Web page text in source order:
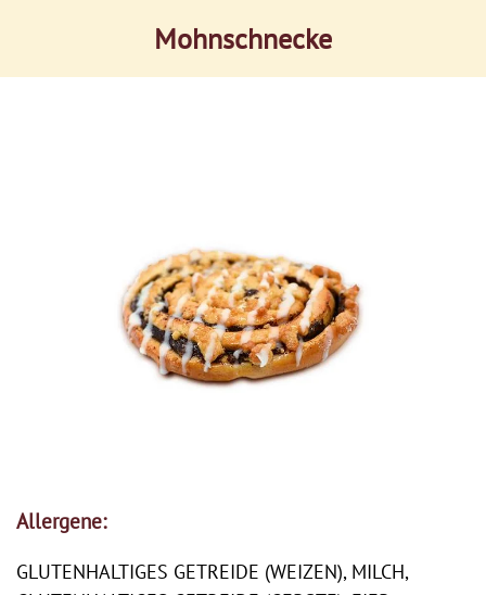
Mohnschnecke
Allergene:
GLUTENHALTIGES GETREIDE (WEIZEN), MILCH,